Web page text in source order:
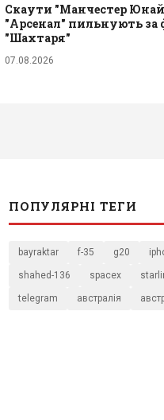
Скаути "Манчестер
"Арсенал" пильнують за
"Шахтаря"
07.08.2026
ПОПУЛЯРНІ ТЕГИ
bayraktar f-35 g20
shahed-136 spacex
telegram австралія